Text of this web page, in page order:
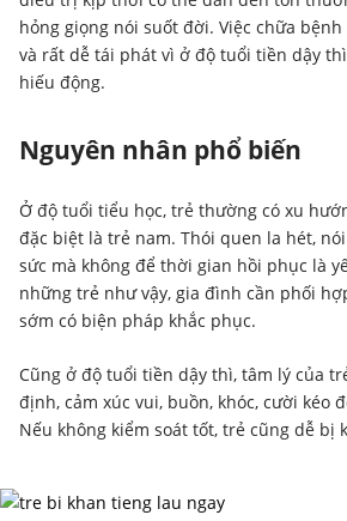
hỏng giọng nói suốt đời. Việc chữa
và rất dễ tái phát vì ở độ tuổi tiền dậy
hiếu động.
Nguyên nhân phổ biến
Ở độ tuổi tiểu học, trẻ thường có xu
đặc biệt là trẻ nam. Thói quen la hét,
sức mà không để thời gian hồi phục là
những trẻ như vậy, gia đình cần phối
sớm có biện pháp khắc phục.
Cũng ở độ tuổi tiền dậy thì, tâm lý của
định, cảm xúc vui, buồn, khóc, cười kéo
Nếu không kiểm soát tốt, trẻ cũng dễ bị